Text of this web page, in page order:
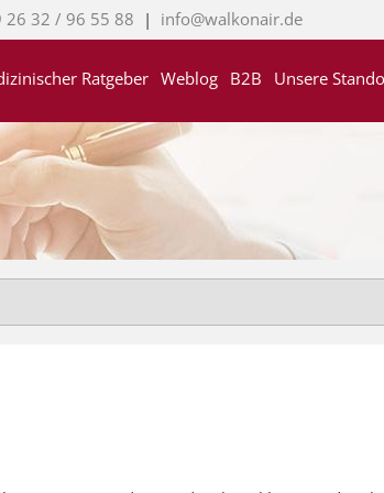
26 32 / 96 55 88 | info@walkonair.de
Ratgeber Weblog B2B Unsere